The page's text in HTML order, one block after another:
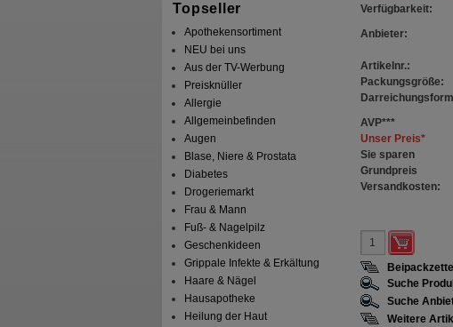
Topseller
Apothekensortiment
NEU bei uns
Aus der TV-Werbung
Preisknüller
Allergie
Allgemeinbefinden
Augen
Blase, Niere & Prostata
Diabetes
Drogeriemarkt
Frau & Mann
Fuß- & Nagelpilz
Geschenkideen
Grippale Infekte & Erkältung
Haare & Nägel
Hausapotheke
Heilung der Haut
Verfügbarkeit:
Anbieter:
Artikelnr.:
Packungsgröße:
AVP***
Unser Preis*
Sie sparen
Grundpreis
Versandkosten:
Suche
Suche
Weitere